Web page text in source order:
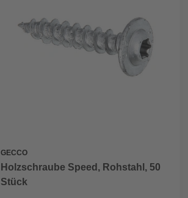
GECCO
Holzschraube Speed, Rohstahl, 50
Stück